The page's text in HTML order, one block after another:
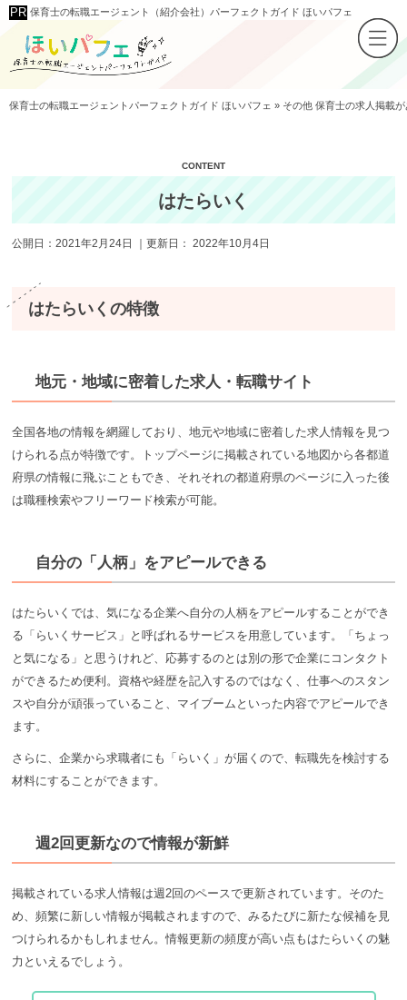
保育士の転職エージェント（紹介会社）パーフェクトガイド ほいパフェ
保育士の転職エージェントパーフェクトガイド ほいパフェ » その他 保育士の求人掲載
はたらいく
公開日：2021年2月24日 ｜更新日：2022年10月4日
はたらいくの特徴
地元・地域に密着した求人・転職サイト
全国各地の情報を網羅しており、地元や地域に密着した求人情報を見つ
けられる点が特徴です。トップページに掲載されている地図から各都道
府県の情報に飛ぶこともでき、それそれの都道府県のページに入った後
は職種検索やフリーワード検索が可能。
自分の「人柄」をアピールできる
はたらいくでは、気になる企業へ自分の人柄をアピールすることができ
る「らいくサービス」と呼ばれるサービスを用意しています。「ちょっ
と気になる」と思うけれど、応募するのとは別の形で企業にコンタクト
ができるため便利。資格や経歴を記入するのではなく、仕事へのスタン
スや自分が頑張っていること、マイブームといった内容でアピールでき
ます。
さらに、企業から求職者にも「らいく」が届くので、転職先を検討する
材料にすることができます。
週2回更新なので情報が新鮮
掲載されている求人情報は週2回のペースで更新されています。そのた
め、頻繁に新しい情報が掲載されますので、みるたびに新たな候補を見
つけられるかもしれません。情報更新の頻度が高い点もはたらいくの魅
力といえるでしょう。